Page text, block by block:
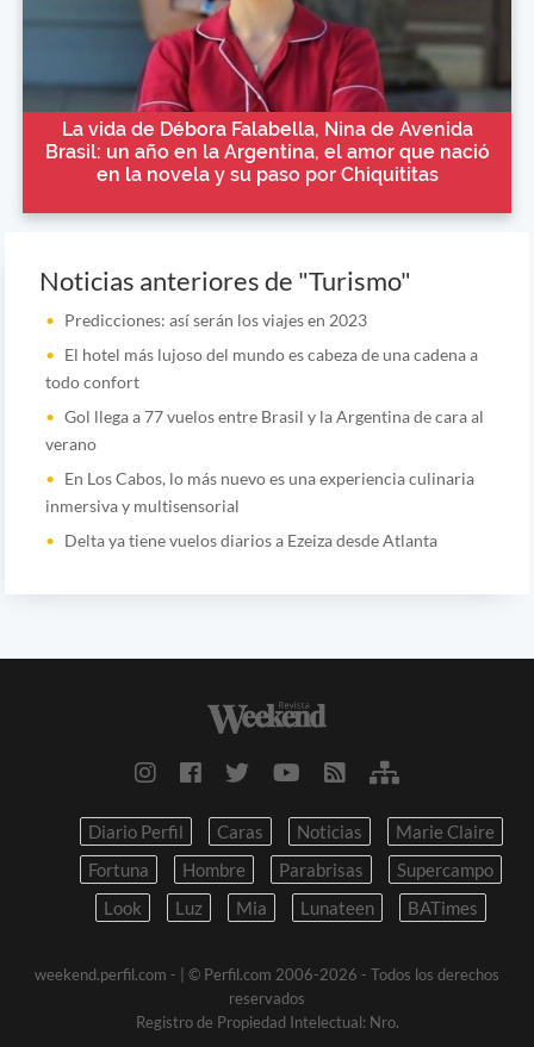
La vida de Débora Falabella, Nina de Avenida
Brasil: un año en la Argentina, el amor que nació
en la novela y su paso por Chiquititas
Noticias anteriores de "Turismo"
Predicciones: así serán los viajes en 2023
El hotel más lujoso del mundo es cabeza de una cadena a
todo confort
Gol llega a 77 vuelos entre Brasil y la Argentina de cara al
verano
En Los Cabos, lo más nuevo es una experiencia culinaria
inmersiva y multisensorial
Delta ya tiene vuelos diarios a Ezeiza desde Atlanta
Diario Perfil Caras Noticias
Marie Claire
Fortuna
Hombre Parabrisas
Supercampo
Look
Luz Mia Lunateen BATimes
weekend.perfil.com -
| © Perfil.com 2006-2026 - Todos los derechos
reservados
Registro de Propiedad Intelectual: Nro.